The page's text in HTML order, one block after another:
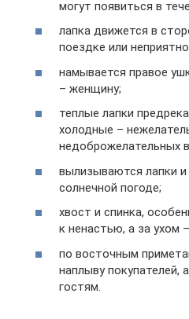
могут появиться в
лапка движется в
поездке или
намывается правое
– женщину;
теплые лапки
холодные –
недоброжелательных
вылизываются лапки
солнечной погоде;
хвост и спинка,
к ненастью, а за ухом
по восточным
наплыву покупателей,
гостям.